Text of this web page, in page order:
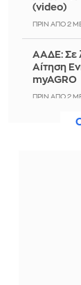
(video)
ΠΡΙΝ ΑΠΌ 2
ΑΑΔΕ: Σε
Αίτηση
myAGRO
ΠΡΙΝ ΑΠΌ 2
Θέλεις